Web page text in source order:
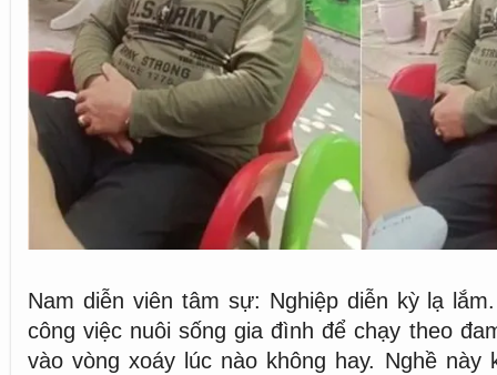
Nam diễn viên tâm sự: Nghiệp diễn kỳ lạ
công việc nuôi sống gia đình để chạy theo
vào vòng xoáy lúc nào không hay. Nghề này